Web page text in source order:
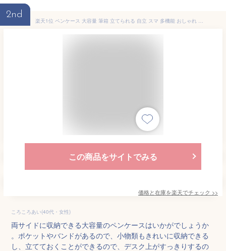
2nd
楽天1位 ペンケース 大容量 筆箱 立てられる 自立 スマ 多機能 おしゃれ シンプル 便利 ペンタテ ペン縦 タテヨコ ポーチ かわいい 小学校 中学校 高校 大学生 学生 男子 女子 社会人 ペンスタンド デテクールペンケース ふでばこ
この商品をサイトでみる
価格と在庫を楽天でチェック >>
ころころあい(40代・女性)
両サイドに収納できる大容量のペンケースはいかがでしょうか
。ポケットやバンドがあるので、小物類もきれいに収納できる
し、立てておくことができるので、デスク上がすっきりするの